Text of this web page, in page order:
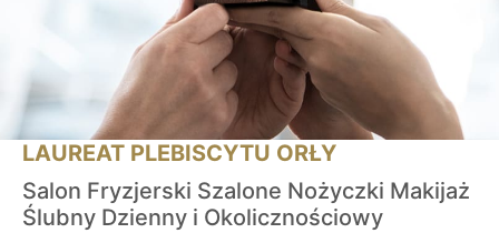
LAUREAT PLEBISCYTU ORŁY
Salon Fryzjerski Szalone Nożyczki Makijaż
Ślubny Dzienny i Okolicznościowy